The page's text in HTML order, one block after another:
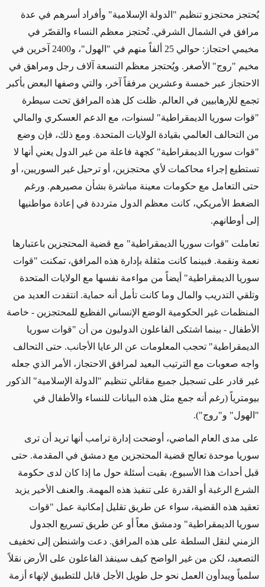
يُحتجز محتجزو تنظيم "الدولة الإسلامية" وأفراد أسرهم في عدة
مرافق في الشمال الشرقي. تُحتجز معظم النساء والقصّر في
مخيمي احتجاز: حوالي 25 ألفاً منهم في "الهول"، و2400 آخرين في
مخيم "روج" الأصغر. ويُحتجز معظم التسعة آلاف رجل ومراهق في
الاحتجاز عبر خمسة وعشرين مرفقاً آخر، والتي وصفها البعض بأكبر
تجمع للإرهابيين في العالم. ظلت كل هذه المرافق تحت سيطرة
"قوات سوريا الديمقراطية" لسنوات، مع الدعم العسكري والمالي
من التحالف العالمي بقيادة الولايات المتحدة. ومع ذلك، فإن وضع
"قوات سوريا الديمقراطية" كجهة فاعلة من غير الدول يعني أنها لا
تستطيع إجراء محاكمات لأي محتجزين، أو ترحيل غير السوريين، أو
حتى التعامل مع حكومات معينة مباشرة بشأن مصيرهم. ورغم
الضغط الأمريكي، كانت معظم الدول مترددة في إعادة مواطنيها
إلى أوطانهم.
تعاملت "قوات سوريا الديمقراطية" مع قضية المحتجزين باعتبارها
نعمة ونقمة. فبينما كانت مثقلة بإدارة هذه المرافق، تمكنت "قوات
سوريا الديمقراطية" أيضاً من مواءمة نفسها مع الولايات المتحدة
وتلقي التدريب والمال وما كانت تأمل أنه حماية. انتقدت العديد من
المنظمات غير الحكومية الوضع الإنساني الفظيع للمحتجزين - خاصة
الأطفال - بينما اشتكى الفاعلون الدوليون من أن "قوات سوريا
الديمقراطية" تحجب المعلومات عن الرعايا الأجانب. حتى التحالف
واجه صعوبات مع الترتيب البعيد لمرافق الاحتجاز، الأمر الذي جعله
غير قادر على تسجيل جميع مقاتلي تنظيم "الدولة الإسلامية" الذكور
بيومترياً (رغم أنه جمع مثل هذه البيانات للنساء والأطفال في
"الهول" و"روج").
على مدى العام الماضي، أوضحت إدارة ترامب أنها تريد أن ترى
سوريا موحدة تعالج قضية المحتجزين مع دمشق في المقدمة. حتى
قبل أحداث هذا الأسبوع، بقيت أسئلة حول ما إذا كان لدى حكومة
الشرع الرغبة أو القدرة على تنفيذ هذه المهمة. والعنف الأخير يزيد
تعقيد هذه القضية، سواء عن طريق تقليل إمكانية عمل "قوات
سوريا الديمقراطية" ودمشق معاً أو عن طريق تسريع الجدول
الزمني لنقل السلطة على هذه المرافق. دعت واشنطن إلى تخفيف
التصعيد، لكن من غير الواضح كيف سينفذ الفاعلون على الأرض نقلاً
سلمياً ويبدأون العمل نحو حل طويل الأجل قابل للتطبيق لإنهاء أزمة